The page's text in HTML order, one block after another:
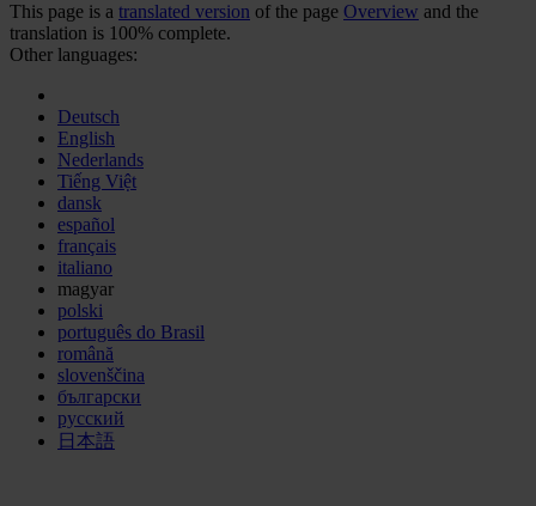
This page is a translated version of the page Overview and the
translation is 100% complete.
Other languages:
Deutsch
English
Nederlands
Tiếng Việt
dansk
español
français
italiano
magyar
polski
português do Brasil
română
slovenščina
български
русский
日本語